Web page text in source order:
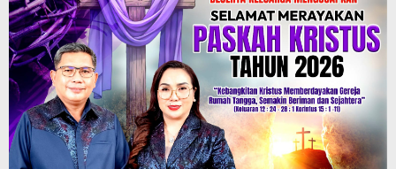
Simamora
ke
Lemdiklat
Polri